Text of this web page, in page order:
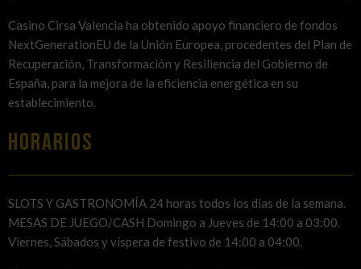
Casino Cirsa Valencia ha obtenido apoyo financiero de fondos
NextGenerationEU de la Unión Europea, procedentes del Plan de
Recuperación, Transformación y Resiliencia del Gobierno de
España, para la mejora de la eficiencia energética en su
establecimiento.
HORARIOS
SLOTS Y GASTRONOMÍA 24 horas todos los dias de la semana.
MESAS DE JUEGO/CASH Domingo a Jueves de 14:00 a 03:00.
Viernes, Sábados y víspera de festivo de 14:00 a 04:00.